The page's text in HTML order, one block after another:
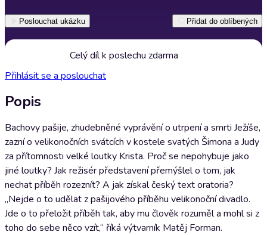
Poslouchat ukázku Přidat do oblíbených
Celý díl k poslechu zdarma
Přihlásit se a poslouchat
Popis
Bachovy pašije, zhudebněné vyprávění o utrpení a smrti Ježíše,
zazní o velikonočních svátcích v kostele svatých Šimona a Judy
za přítomnosti velké loutky Krista. Proč se nepohybuje jako
jiné loutky? Jak režisér představení přemýšlel o tom, jak
nechat příběh rozeznít? A jak získal český text oratoria?
„Nejde o to udělat z pašijového příběhu velikonoční divadlo.
Jde o to přeložit příběh tak, aby mu člověk rozuměl a mohl si z
toho do sebe něco vzít,“ říká výtvarník Matěj Forman.